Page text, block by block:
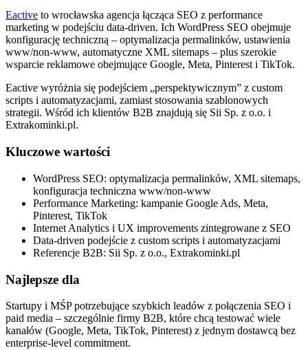
Eactive to wrocławska agencja łącząca SEO z performance
marketing w podejściu data-driven. Ich WordPress SEO obejmuje
konfigurację techniczną – optymalizacja permalinków, ustawienia
www/non-www, automatyczne XML sitemaps – plus szerokie
wsparcie reklamowe obejmujące Google, Meta, Pinterest i TikTok.
Eactive wyróżnia się podejściem „perspektywicznym” z custom
scripts i automatyzacjami, zamiast stosowania szablonowych
strategii. Wśród ich klientów B2B znajdują się Sii Sp. z o.o. i
Extrakominki.pl.
Kluczowe wartości
WordPress SEO: optymalizacja permalinków, XML sitemaps,
konfiguracja techniczna www/non-www
Performance Marketing: kampanie Google Ads, Meta,
Pinterest, TikTok
Internet Analytics i UX improvements zintegrowane z SEO
Data-driven podejście z custom scripts i automatyzacjami
Referencje B2B: Sii Sp. z o.o., Extrakominki.pl
Najlepsze dla
Startupy i MŚP potrzebujące szybkich leadów z połączenia SEO i
paid media – szczególnie firmy B2B, które chcą testować wiele
kanałów (Google, Meta, TikTok, Pinterest) z jednym dostawcą bez
enterprise-level commitment.